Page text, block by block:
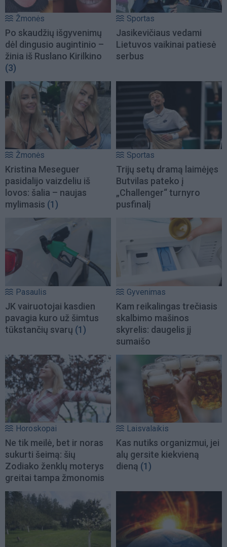
Žmonės
Po skaudžių išgyvenimų
dėl dingusio augintinio –
žinia iš Ruslano Kirilkino
(3)
Sportas
Jasikevičiaus vedami
Lietuvos vaikinai patiesė
serbus
Žmonės
Kristina Meseguer
pasidalijo vaizdeliu iš
lovos: šalia – naujas
mylimasis (1)
Sportas
Trijų setų dramą laimėjęs
Butvilas pateko į
„Challenger“ turnyro
pusfinalį
Pasaulis
JK vairuotojai kasdien
pavagia kuro už šimtus
tūkstančių svarų (1)
Gyvenimas
Kam reikalingas trečiasis
skalbimo mašinos
skyrelis: daugelis jį
sumaišo
Horoskopai
Ne tik meilė, bet ir noras
sukurti šeimą: šių
Zodiako ženklų moterys
greitai tampa žmonomis
Laisvalaikis
Kas nutiks organizmui, jei
alų gersite kiekvieną
dieną (1)